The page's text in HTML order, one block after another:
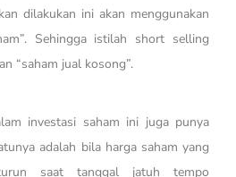
dilakukan ini akan menggunakan
Sehingga istilah short selling
“saham jual kosong”.
investasi saham ini juga punya
adalah bila harga saham yang
saat tanggal jatuh tempo